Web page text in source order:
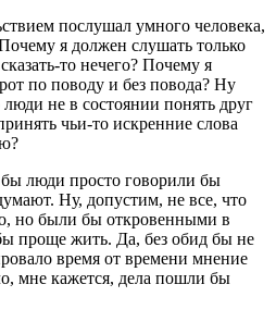
послушал умного человека,
я должен слушать только
то нечего? Почему я
по поводу и без повода? Ну
не в состоянии понять друг
чьи-то искренние слова
бы люди просто говорили бы
Ну, допустим, не все, что
но были бы откровенными в
проще жить. Да, без обид бы не
время от времени мнение
мне кажется, дела пошли бы